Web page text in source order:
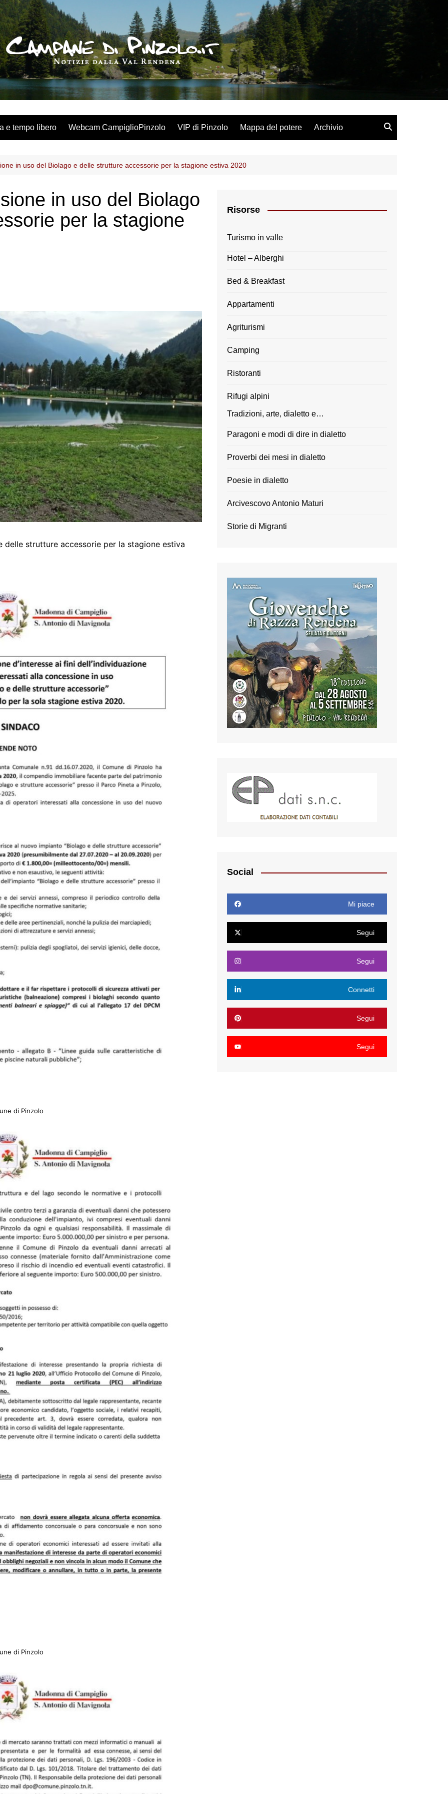
e tempo libero Webcam CampiglioPinzolo VIP di Pinzolo Mappa del potere Archivio
in uso del Biolago e delle strutture accessorie per la stagione estiva 2020
in uso del Biolago
per la stagione
strutture accessorie per la stagione estiva
di Pinzolo
di Pinzolo
Risorse
Turismo in valle
Hotel – Alberghi
Bed & Breakfast
Appartamenti
Agriturismi
Camping
Ristoranti
Rifugi alpini
Tradizioni, arte, dialetto e…
Paragoni e modi di dire in dialetto
Proverbi dei mesi in dialetto
Poesie in dialetto
Arcivescovo Antonio Maturi
Storie di Migranti
Social
Mi piace
Segui
Segui
Connetti
Segui
Segui